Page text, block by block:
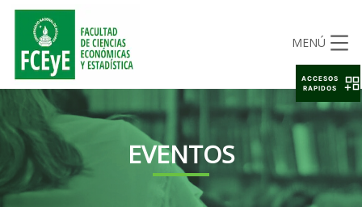
MENÚ
EVENTOS
ACCESOS
RAPIDOS